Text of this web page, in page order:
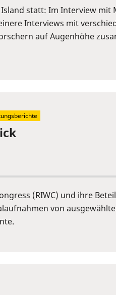
statt: Im Interview
Interviews mit
auf Augenhöhe
(RIWC) und ihre
von